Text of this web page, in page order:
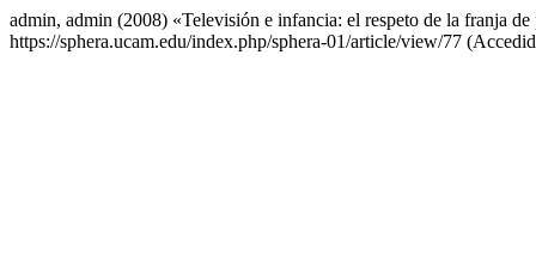
admin, admin (2008) «Televisión e infancia: el respeto de la franja
https://sphera.ucam.edu/index.php/sphera-01/article/view/77